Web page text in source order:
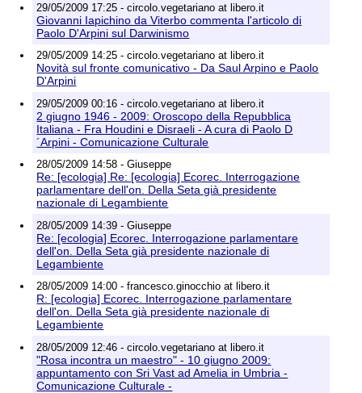
29/05/2009 17:25 - circolo.vegetariano at libero.it
Giovanni Iapichino da Viterbo commenta l'articolo di
Paolo D'Arpini sul Darwinismo
29/05/2009 14:25 - circolo.vegetariano at libero.it
Novità sul fronte comunicativo - Da Saul Arpino e Paolo
D'Arpini
29/05/2009 00:16 - circolo.vegetariano at libero.it
2 giugno 1946 - 2009: Oroscopo della Repubblica
Italiana - Fra Houdini e Disraeli - A cura di Paolo D
´Arpini - Comunicazione Culturale
28/05/2009 14:58 - Giuseppe
Re: [ecologia] Re: [ecologia] Ecorec. Interrogazione
parlamentare dell'on. Della Seta già presidente
nazionale di Legambiente
28/05/2009 14:39 - Giuseppe
Re: [ecologia] Ecorec. Interrogazione parlamentare
dell'on. Della Seta già presidente nazionale di
Legambiente
28/05/2009 14:00 - francesco.ginocchio at libero.it
R: [ecologia] Ecorec. Interrogazione parlamentare
dell'on. Della Seta già presidente nazionale di
Legambiente
28/05/2009 12:46 - circolo.vegetariano at libero.it
"Rosa incontra un maestro" - 10 giugno 2009:
appuntamento con Sri Vast ad Amelia in Umbria -
Comunicazione Culturale -